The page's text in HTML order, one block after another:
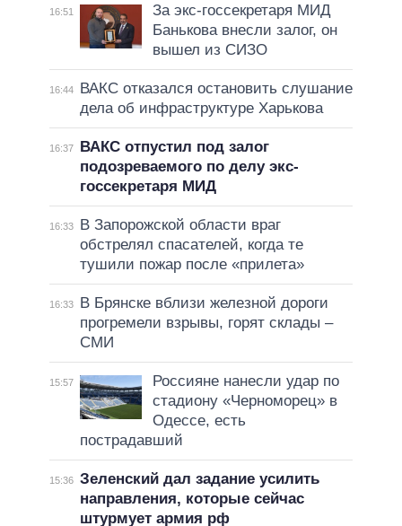
16:51
За экс-госсекретаря МИД
Банькова внесли залог, он
вышел из СИЗО
16:44
ВАКС отказался остановить слушание
дела об инфраструктуре Харькова
16:37
ВАКС отпустил под залог
подозреваемого по делу экс-
госсекретаря МИД
16:33
В Запорожской области враг
обстрелял спасателей, когда те
тушили пожар после «прилета»
16:33
В Брянске вблизи железной дороги
прогремели взрывы, горят склады –
СМИ
15:57
Россияне нанесли удар по
стадиону «Черноморец» в
Одессе, есть
пострадавший
15:36 Зеленский дал задание усилить
направления, которые сейчас
штурмует армия рф